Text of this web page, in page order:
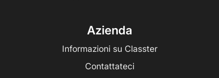
Azienda
Informazioni su Classter
Contattateci